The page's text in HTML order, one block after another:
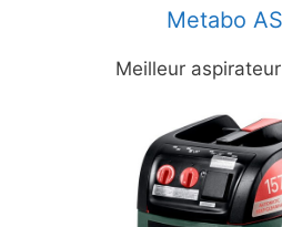
Metabo
Meilleur